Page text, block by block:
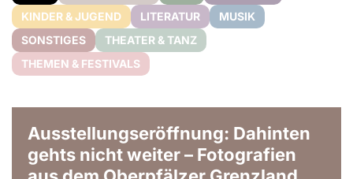
KINDER & JUGEND
LITERATUR
MUSIK
SONSTIGES
THEATER & TANZ
THEMEN & FESTIVALS
Ausstellungseröffnung: Dahinten
gehts nicht weiter – Fotografien